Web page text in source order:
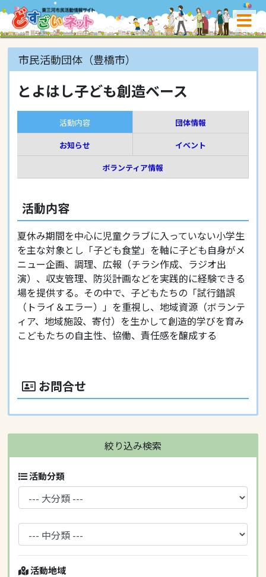
市民活動団体（豊橋市）
とよはし子ども創造ベース
活動内容
団体情報
お知らせ
イベント
ボランティア情報
活動内容
夏休み期間を中心に児童クラブに入っていない小学生
を主な対象とし「子ども食堂」を軸に子ども自身がメ
ニュー企画、調理、広報（チラシ作成、ラジオ出
演）、収支管理、防災計画などを実践的に経験できる
場を提供する。その中で、子どもたちの「試行錯誤
（トライ＆エラー）」を重視し、地域資源（ボランテ
ィア、地域施設、寄付）を生かして創造的学びを育み
こどもたちの自主性、協働、責任感を醸成する
お問合せ
絞り込み検索
活動分類
活動地域